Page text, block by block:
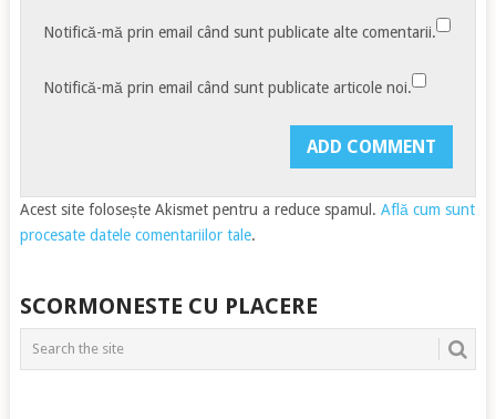
Notifică-mă prin email când sunt publicate alte comentarii.
Notifică-mă prin email când sunt publicate articole noi.
Acest site folosește Akismet pentru a reduce spamul. Află cum sunt
procesate datele comentariilor tale.
SCORMONESTE CU PLACERE